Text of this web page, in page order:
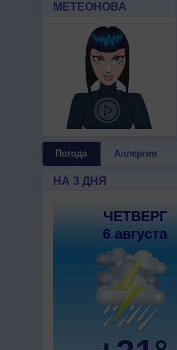
МЕТЕОНОВА
Погода Аллергия
НА 3 ДНЯ
ЧЕТВЕРГ
6 августа